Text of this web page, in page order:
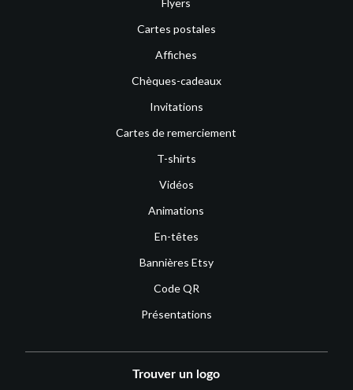
Cartes postales
Affiches
Chèques-cadeaux
Invitations
Cartes de remerciement
T-shirts
Vidéos
Animations
En-têtes
Bannières Etsy
Code QR
Présentations
Trouver un logo